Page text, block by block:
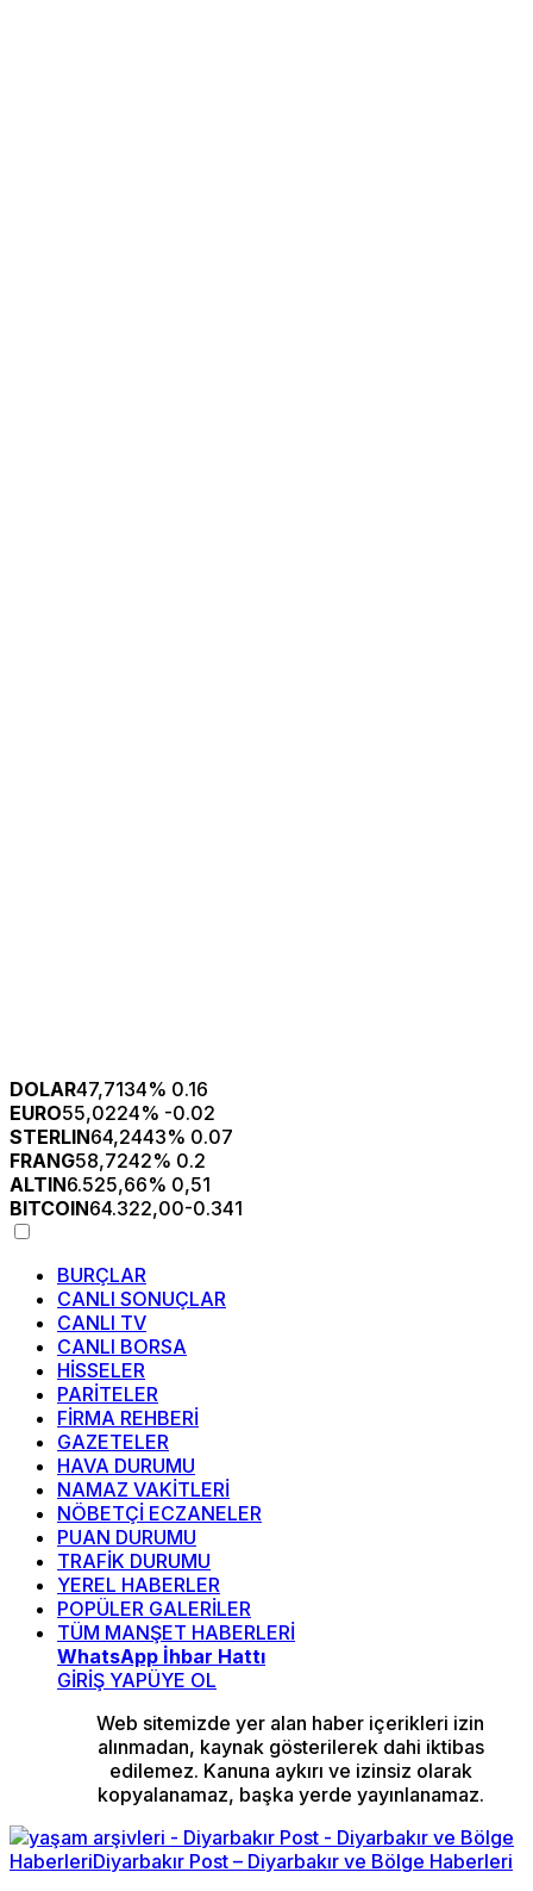
DOLAR47,7134% 0.16
EURO55,0224% -0.02
STERLIN64,2443% 0.07
FRANG58,7242% 0.2
ALTIN6.525,66% 0,51
BITCOIN64.322,00-0.341
BURÇLAR
CANLI SONUÇLAR
CANLI TV
CANLI BORSA
HİSSELER
PARİTELER
FİRMA REHBERİ
GAZETELER
HAVA DURUMU
NAMAZ VAKİTLERİ
NÖBETÇİ ECZANELER
PUAN DURUMU
TRAFİK DURUMU
YEREL HABERLER
POPÜLER GALERİLER
TÜM MANŞET HABERLERİ
WhatsApp İhbar Hattı
GİRİŞ YAPÜYE OL
Web sitemizde yer alan haber içerikleri izin
alınmadan, kaynak gösterilerek dahi iktibas
edilemez. Kanuna aykırı ve izinsiz olarak
kopyalanamaz, başka yerde yayınlanamaz.